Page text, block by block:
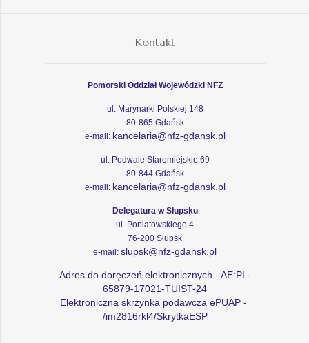
Kontakt
Pomorski Oddział Wojewódzki NFZ
ul. Marynarki Polskiej 148
80-865 Gdańsk
e-mail: kancelaria@nfz-gdansk.pl
ul. Podwale Staromiejskie 69
80-844 Gdańsk
e-mail: kancelaria@nfz-gdansk.pl
Delegatura w Słupsku
ul. Poniatowskiego 4
76-200 Słupsk
e-mail: slupsk@nfz-gdansk.pl
Adres do doręczeń elektronicznych - AE:PL-
65879-17021-TUIST-24
Elektroniczna skrzynka podawcza ePUAP -
/im2816rkl4/SkrytkaESP